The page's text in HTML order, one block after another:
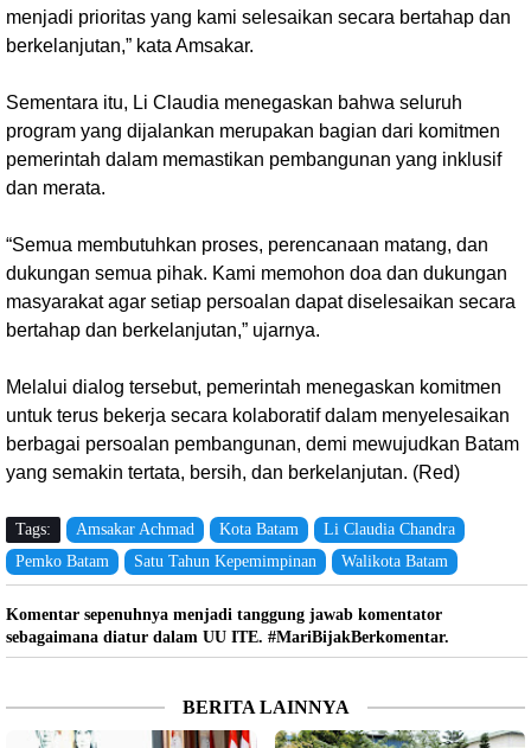
menjadi prioritas yang kami selesaikan secara bertahap dan
berkelanjutan,” kata Amsakar.
Sementara itu, Li Claudia menegaskan bahwa seluruh
program yang dijalankan merupakan bagian dari komitmen
pemerintah dalam memastikan pembangunan yang inklusif
dan merata.
“Semua membutuhkan proses, perencanaan matang, dan
dukungan semua pihak. Kami memohon doa dan dukungan
masyarakat agar setiap persoalan dapat diselesaikan secara
bertahap dan berkelanjutan,” ujarnya.
Melalui dialog tersebut, pemerintah menegaskan komitmen
untuk terus bekerja secara kolaboratif dalam menyelesaikan
berbagai persoalan pembangunan, demi mewujudkan Batam
yang semakin tertata, bersih, dan berkelanjutan. (Red)
Tags: Amsakar Achmad Kota Batam
Li Claudia Chandra
Pemko Batam
Satu Tahun Kepemimpinan Walikota Batam
Komentar sepenuhnya menjadi tanggung jawab komentator
sebagaimana diatur dalam UU ITE. #MariBijakBerkomentar.
BERITA LAINNYA